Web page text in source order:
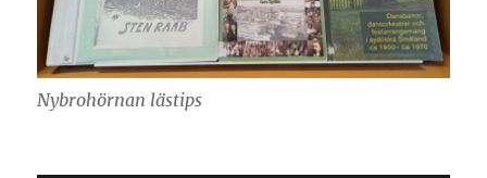
Nybrohörnan lästips